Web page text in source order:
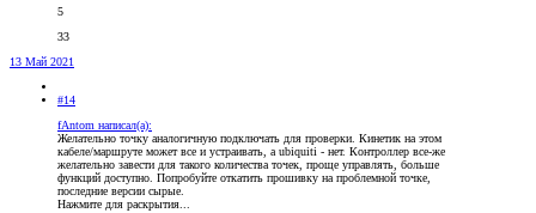
5
33
13 Май 2021
#14
fAntom написал(а):
Желательно точку аналогичную подключать для проверки. Кинетик на этом
кабеле/маршруте может все и устраивать, а ubiquiti - нет. Контроллер все-же
желательно завести для такого количества точек, проще управлять, больше
функций доступно. Попробуйте откатить прошивку на проблемной точке,
последние версии сырые.
Нажмите для раскрытия...